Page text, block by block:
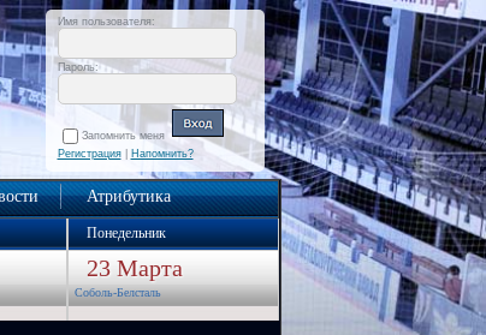
Имя пользователя:
Пароль:
Запомнить меня
Регистрация| Напомнить?
Атрибутика
Понедельник
23 Марта
Соболь-Белсталь